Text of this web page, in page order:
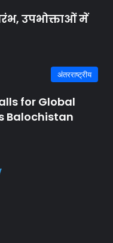
उपभोक्ताओं में
अंतरराष्ट्रीय
for Global
Balochistan